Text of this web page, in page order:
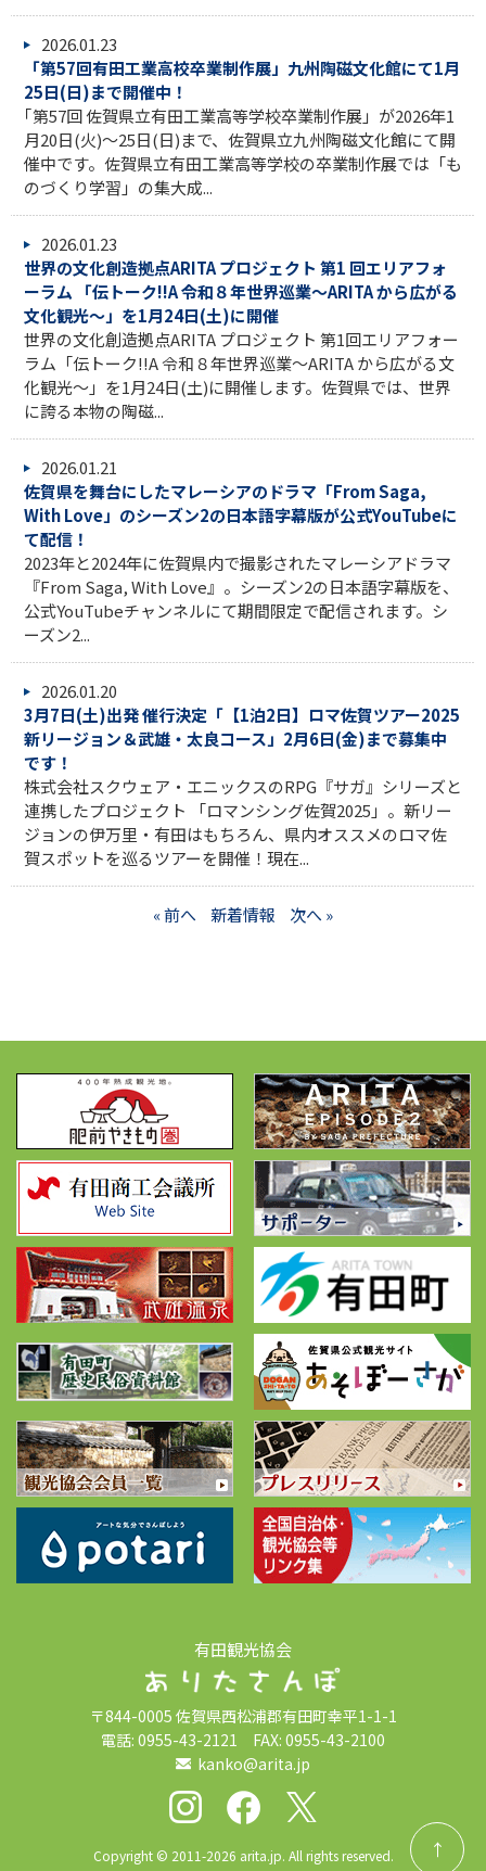
2026.01.23
「第57回有田工業高校卒業制作展」九州陶磁文化館にて1月
25日(日)まで開催中！
｢第57回 佐賀県立有田工業高等学校卒業制作展」が2026年1
月20日(火)～25日(日)まで、佐賀県立九州陶磁文化館にて開
催中です。佐賀県立有田工業高等学校の卒業制作展では「も
のづくり学習」の集大成...
2026.01.23
世界の文化創造拠点ARITA プロジェクト 第1 回エリアフォ
ーラム 「伝トーク!!A 令和８年世界巡業～ARITA から広がる
文化観光～」を1月24日(土)に開催
世界の文化創造拠点ARITA プロジェクト 第1回エリアフォー
ラム「伝トーク!!A 令和８年世界巡業～ARITA から広がる文
化観光～」を1月24日(土)に開催します。佐賀県では、世界
に誇る本物の陶磁...
2026.01.21
佐賀県を舞台にしたマレーシアのドラマ「From Saga,
With Love」のシーズン2の日本語字幕版が公式YouTubeに
て配信！
2023年と2024年に佐賀県内で撮影されたマレーシアドラマ
『From Saga, With Love』。シーズン2の日本語字幕版を、
公式YouTubeチャンネルにて期間限定で配信されます。シ
ーズン2...
2026.01.20
3月7日(土)出発 催行決定「【1泊2日】ロマ佐賀ツアー2025
新リージョン＆武雄・太良コース」2月6日(金)まで募集中
です！
株式会社スクウェア・エニックスのRPG『サガ』シリーズと
連携したプロジェクト 「ロマンシング佐賀2025」。新リー
ジョンの伊万里・有田はもちろん、県内オススメのロマ佐
賀スポットを巡るツアーを開催！現在...
« 前へ 新着情報 次へ »
有田観光協会
〒844-0005 佐賀県西松浦郡有田町幸平1-1-1
電話: 0955-43-2121 FAX: 0955-43-2100
kanko@arita.jp
Copyright © 2011-2026 arita.jp. All rights reserved. ↑